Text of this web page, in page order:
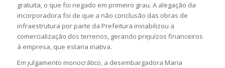
gratuita, o que foi negado em primeiro grau. A alegação da
incorporadora foi de que a não conclusão das obras de
infraestrutura por parte da Prefeitura inviabilizou a
comercialização dos terrenos, gerando prejuízos financeiros
à empresa, que estaria inativa.
Em julgamento monocrático, a desembargadora Maria